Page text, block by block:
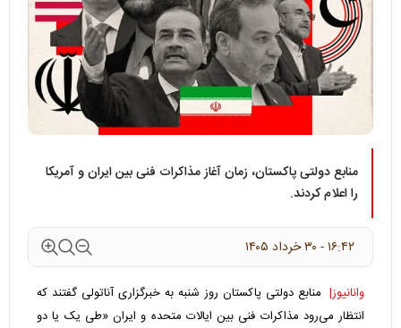
منابع دولتی پاکستان، زمان آغاز مذاکرات فنی بین ایران و آمریکا
را اعلام کردند.
۱۶:۴۲ - ۳۰ خرداد ۱۴۰۵
وانانیوز| منابع دولتی پاکستان روز شنبه به خبرگزاری آناتولی گفتند که
انتظار می‌رود مذاکرات فنی بین ایالات متحده و ایران «طی یک یا دو